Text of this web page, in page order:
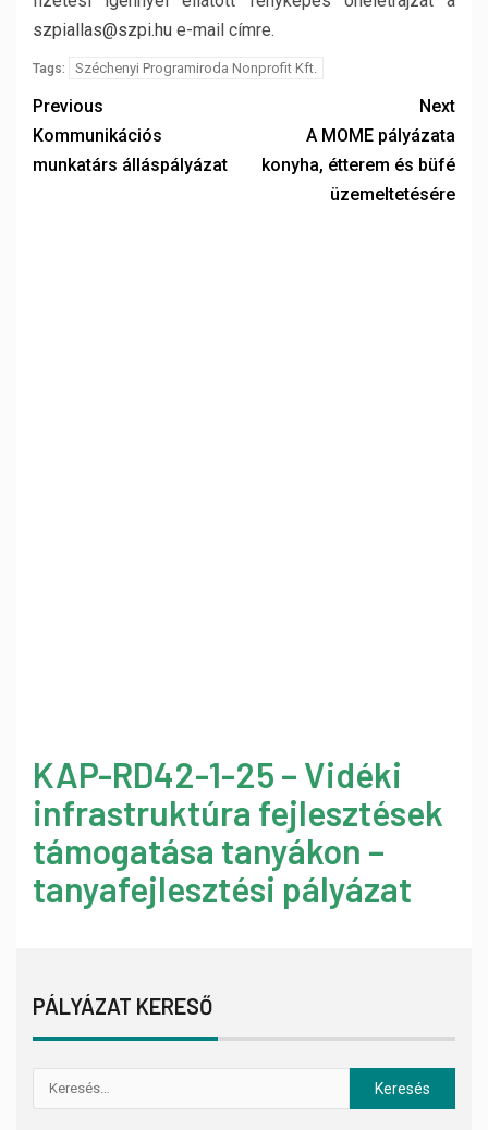
szpiallas@szpi.hu e-mail címre.
Tags: Széchenyi Programiroda Nonprofit Kft.
Previous
Kommunikációs
munkatárs álláspályázat
Next
A MOME pályázata
konyha, étterem és büfé
üzemeltetésére
KAP-RD42-1-25 – Vidéki
infrastruktúra fejlesztések
támogatása tanyákon –
tanyafejlesztési pályázat
PÁLYÁZAT KERESŐ